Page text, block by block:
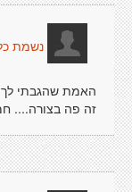
נשמת
האמת שהגבתי
זה פה בצורה....